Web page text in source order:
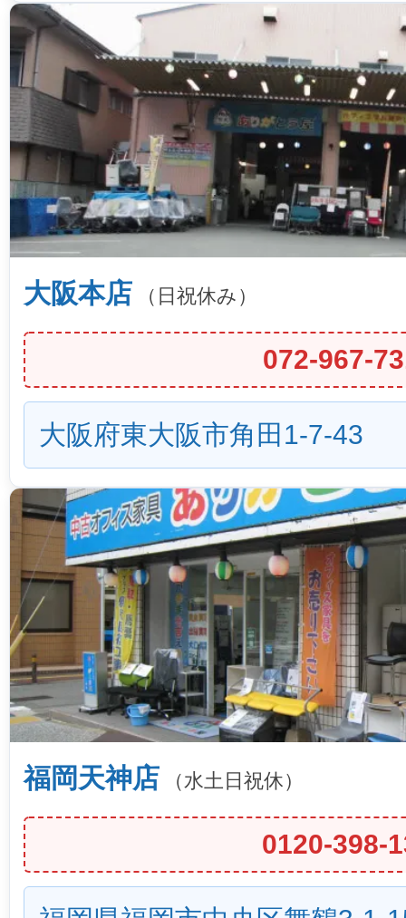
大阪本店 （日祝休み）
072-967-
大阪府東大阪市角田1-7-43
福岡天神店 （水土日祝休）
0120-398-